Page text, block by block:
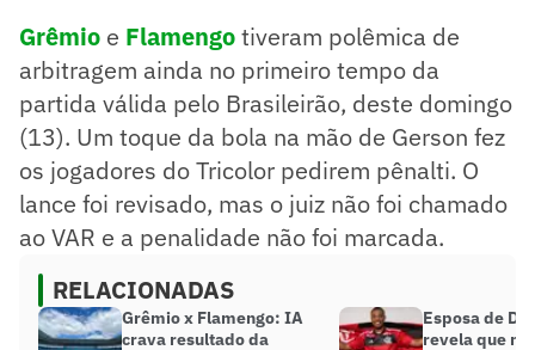
Grêmio e Flamengotiveram polêmica de
arbitragem ainda no primeiro tempo da
partida válida pelo Brasileirão, deste domingo
(13). Um toque da bola na mão de Gerson fez
os jogadores do Tricolor pedirem pênalti. O
lance foi revisado, mas o juiz não foi chamado
ao VAR e a penalidade não foi marcada.
RELACIONADAS
Grêmio x Flamengo: IA
crava resultado da
Esposa de De
revela que